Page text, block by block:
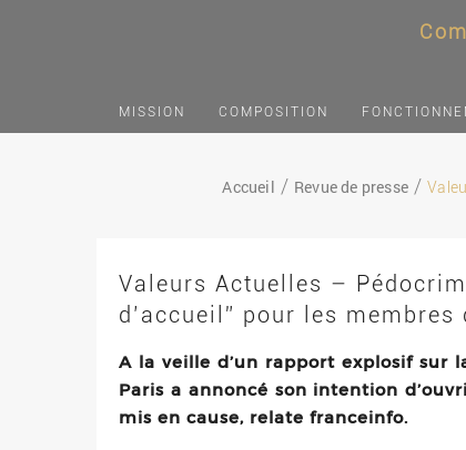
MISSION COMPOSITION
Accueil Revue de presse
Valeurs Actuelles –
d’accueil” pour les
A la veille d’un rapport explosif sur
Paris a annoncé son intention
mis en cause, relate franceinfo.